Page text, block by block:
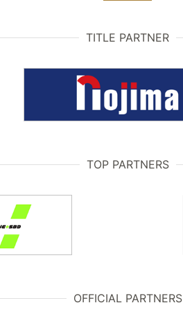
TITLE PARTNER
TOP PARTNERS
OFFICIAL PARTNERS